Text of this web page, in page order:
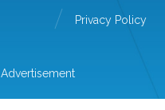
Privacy Policy
Advertisement